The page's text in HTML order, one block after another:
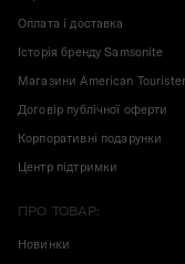
Оплата і доставка
Історія бренду Samsonite
Магазини American Tourister
Договір публічної оферти
Корпоративні подарунки
Центр підтримки
ПРО ТОВАР:
Новинки